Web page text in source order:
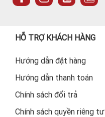
HỖ TRỢ KHÁCH HÀNG
Hướng dẫn đặt hàng
Hướng dẫn thanh toán
Chính sách đổi trả
Chính sách quyền riêng tư